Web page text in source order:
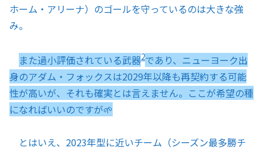
ホーム・アリーナ）のゴールを守っているのは大きな強
み。
また過小評価されている武器2であり、ニューヨーク出
身のアダム・フォックスは2029年以降も再契約する可能
性が高いが、それも確実とは言えません。ここが希望の種
になればいいのですが🌱
とはいえ、2023年型に近いチーム（シーズン最多勝チ